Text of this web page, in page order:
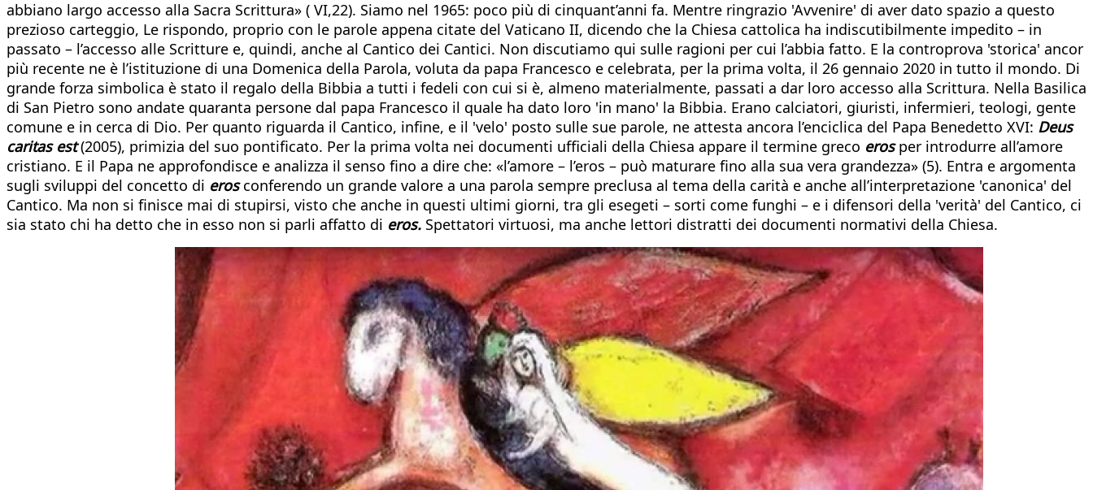
abbiano largo accesso alla Sacra Scrittura» ( VI,22). Siamo nel 1965: poco più di cinquant’anni fa. Mentre ringrazio 'Avvenire' di aver dato spazio a questo
prezioso carteggio, Le rispondo, proprio con le parole appena citate del Vaticano II, dicendo che la Chiesa cattolica ha indiscutibilmente impedito – in
passato – l’accesso alle Scritture e, quindi, anche al Cantico dei Cantici. Non discutiamo qui sulle ragioni per cui l’abbia fatto. E la controprova 'storica' ancor
più recente ne è l’istituzione di una Domenica della Parola, voluta da papa Francesco e celebrata, per la prima volta, il 26 gennaio 2020 in tutto il mondo. Di
grande forza simbolica è stato il regalo della Bibbia a tutti i fedeli con cui si è, almeno materialmente, passati a dar loro accesso alla Scrittura. Nella Basilica
di San Pietro sono andate quaranta persone dal papa Francesco il quale ha dato loro 'in mano' la Bibbia. Erano calciatori, giuristi, infermieri, teologi, gente
comune e in cerca di Dio. Per quanto riguarda il Cantico, infine, e il 'velo' posto sulle sue parole, ne attesta ancora l’enciclica del Papa Benedetto XVI: Deus
caritas est(2005), primizia del suo pontificato. Per la prima volta nei documenti ufficiali della Chiesa appare il termine greco erosper introdurre all’amore
cristiano. E il Papa ne approfondisce e analizza il senso fino a dire che: «l’amore – l’eros – può maturare fino alla sua vera grandezza» (5). Entra e argomenta
sugli sviluppi del concetto di erosconferendo un grande valore a una parola sempre preclusa al tema della carità e anche all’interpretazione 'canonica' del
Cantico. Ma non si finisce mai di stupirsi, visto che anche in questi ultimi giorni, tra gli esegeti – sorti come funghi – e i difensori della 'verità' del Cantico, ci
sia stato chi ha detto che in esso non si parli affatto di eros. Spettatori virtuosi, ma anche lettori distratti dei documenti normativi della Chiesa.